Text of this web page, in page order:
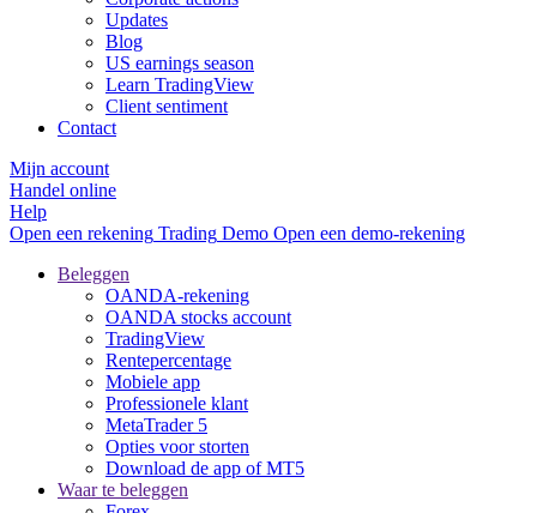
Updates
Blog
US earnings season
Learn TradingView
Client sentiment
Contact
Mijn account
Handel online
Help
Open een rekening Trading Demo Open een demo-rekening
Beleggen
OANDA-rekening
OANDA stocks account
TradingView
Rentepercentage
Mobiele app
Professionele klant
MetaTrader 5
Opties voor storten
Download de app of MT5
Waar te beleggen